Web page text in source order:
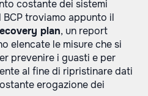
costante dei sistemi
troviamo appunto il
plan, un report
elencate le misure che si
prevenire i guasti e per
al fine di ripristinare dati
erogazione dei